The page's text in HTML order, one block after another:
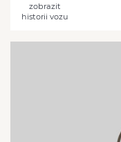
zobrazit
historii vozu